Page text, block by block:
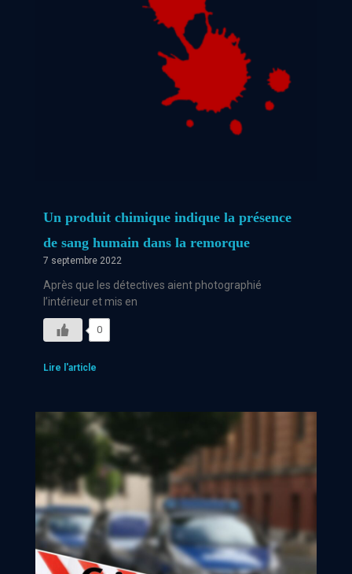
Un produit chimique indique la présence
de sang humain dans la remorque
7 septembre 2022
Après que les détectives aient photographié
l’intérieur et mis en
0
Lire l'article